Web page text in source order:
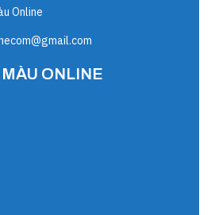
Online
ONLINE